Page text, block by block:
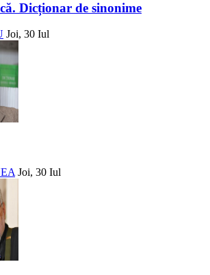
Dicționar de sinonime
Joi, 30 Iul
Joi, 30 Iul